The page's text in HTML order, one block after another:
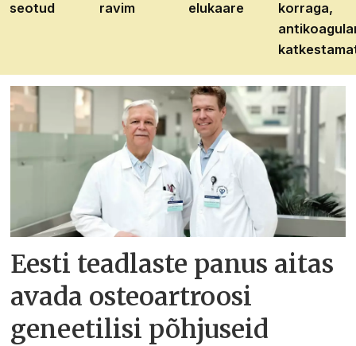
seotud ravim elukaare
korraga,
Eesti teadlaste panus aitas
avada osteoartroosi
geneetilisi põhjuseid